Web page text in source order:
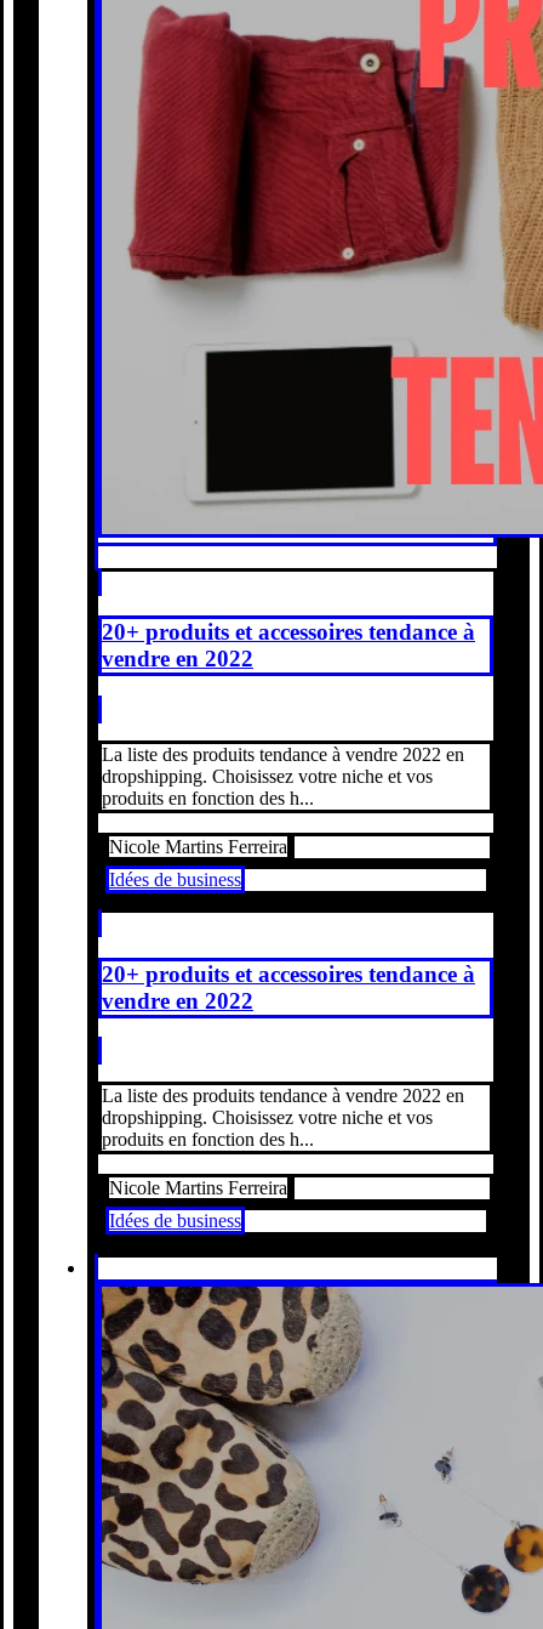
20+ produits et accessoires tendance à
vendre en 2022
La liste des produits tendance à vendre 2022 en
dropshipping. Choisissez votre niche et vos
produits en fonction des h...
Nicole Martins Ferreira
Idées de business
20+ produits et accessoires tendance à
vendre en 2022
La liste des produits tendance à vendre 2022 en
dropshipping. Choisissez votre niche et vos
produits en fonction des h...
Nicole Martins Ferreira
Idées de business